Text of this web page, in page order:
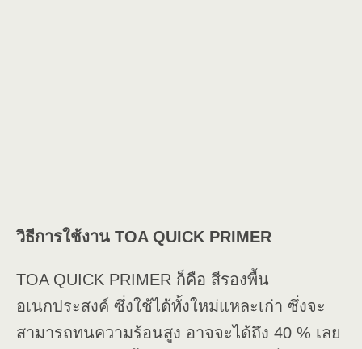
วิธีการใช้งาน TOA QUICK PRIMER
TOA QUICK PRIMER ก็คือ สีรองพื้น
อเนกประสงค์ ซึ่งใช้ได้ทั้งใหม่แหละเก่า ซึ่งจะ
สามารถทนความร้อนสูง อาจจะได้ถึง 40 % เลย